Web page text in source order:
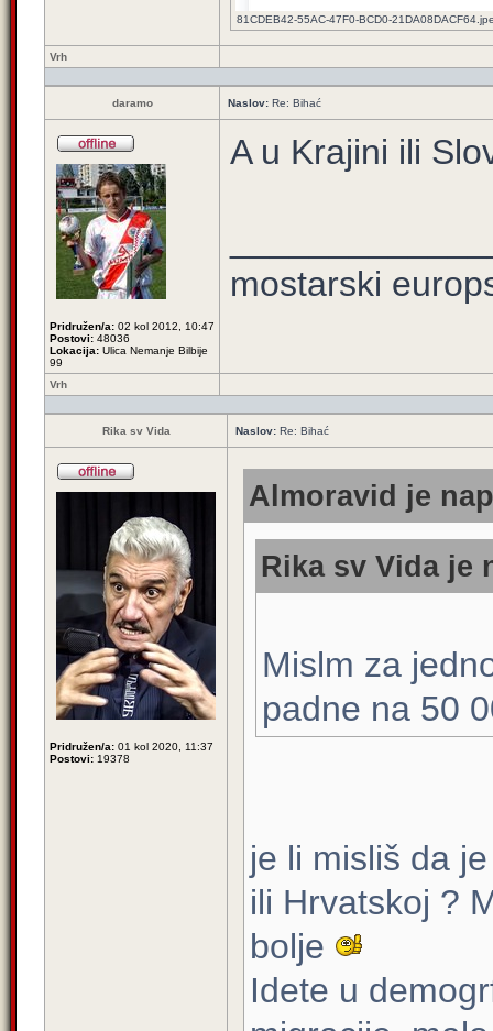
81CDEB42-55AC-47F0-BCD0-
Vrh
daramo Naslov: Re: Bihać
Pridružen/a: 02 kol 2012, 10:47
Postovi: 48036
Lokacija: Ulica Nemanje Bilbije
99
A u Krajini ili
mostarski
Vrh
Rika sv Vida Naslov: Re: Bihać
Pridružen/a: 01 kol 2020, 11:37
Postovi: 19378
Almoravid je
Rika sv Vida je
Mislm za
padne na 50
je li misliš da
ili Hrvatskoj ?
bolje
Idete u